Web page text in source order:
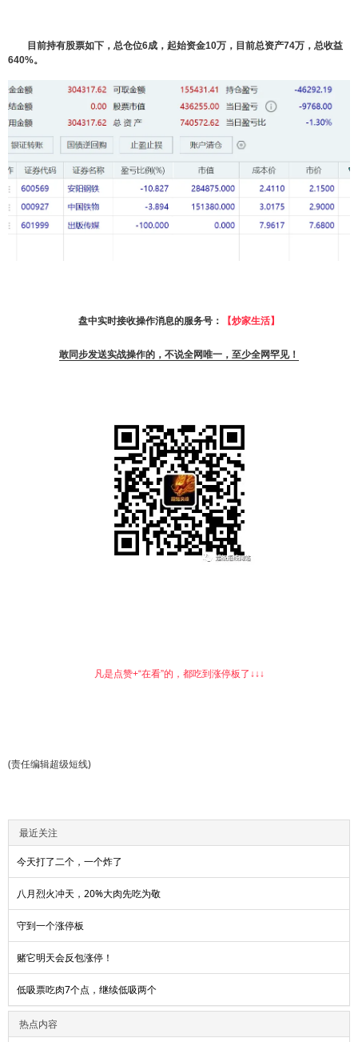
目前持有股票如下，总仓位6成，起始资金10万，目前总资产74万，总收益
640%。
盘中实时接收操作消息的服务号： 【炒家生活】
敢同步发送实战操作的，不说全网唯一，至少全网罕见！
凡是点赞+“在看”的，都吃到涨停板了↓↓↓
(责任编辑超级短线)
最近关注
今天打了二个，一个炸了
八月烈火冲天，20%大肉先吃为敬
守到一个涨停板
赌它明天会反包涨停！
低吸票吃肉7个点，继续低吸两个
热点内容